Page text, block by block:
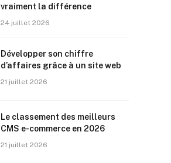
vraiment la différence
24 juillet 2026
Développer son chiffre
d’affaires grâce à un site web
21 juillet 2026
Le classement des meilleurs
CMS e-commerce en 2026
21 juillet 2026